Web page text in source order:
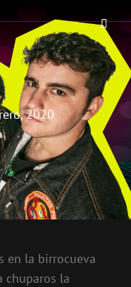
2020
en la birrocueva
chuparos la